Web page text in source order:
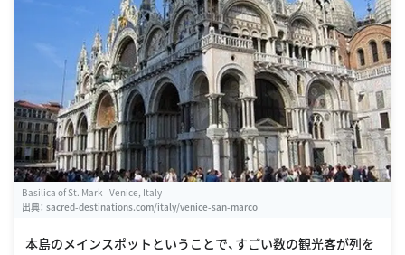
Basilica of St. Mark - Venice, Italy
出典： sacred-destinations.com/italy/venice-san-marco
本島のメインスポットということで、すごい数の観光客が列を